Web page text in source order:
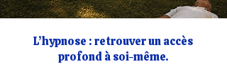
L’hypnose : retrouver un accès
profond à soi-même.